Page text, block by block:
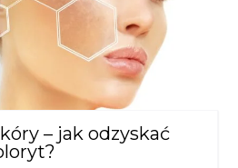
– jak odzyskać